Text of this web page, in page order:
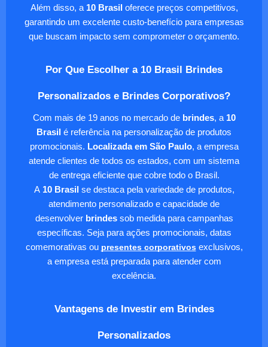
Além disso, a 10 Brasiloferece preços competitivos,
garantindo um excelente custo-benefício para empresas
que buscam impacto sem comprometer o orçamento.
Por Que Escolher a 10 Brasil Brindes
Personalizados e Brindes Corporativos?
Com mais de 19 anos no mercado de brindes, a 10
Brasil é referência na personalização de produtos
promocionais. Localizada em São Paulo, a empresa
atende clientes de todos os estados, com um sistema
de entrega eficiente que cobre todo o Brasil.
A10 Brasilse destaca pela variedade de produtos,
atendimento personalizado e capacidade de
desenvolver brindessob medida para campanhas
específicas. Seja para ações promocionais, datas
comemorativas ou presentes corporativosexclusivos,
a empresa está preparada para atender com
excelência.
Vantagens de Investir em Brindes
Personalizados